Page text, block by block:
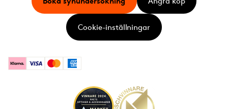
KlarnaVisa MastercardAmerican Express
Cookie-inställningar